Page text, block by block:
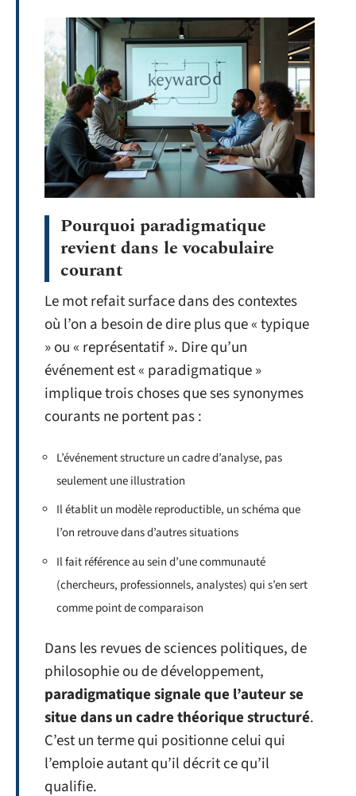
Pourquoi paradigmatique
revient dans le vocabulaire
courant
Le mot refait surface dans des contextes
où l’on a besoin de dire plus que « typique
» ou « représentatif ». Dire qu’un
événement est « paradigmatique »
implique trois choses que ses synonymes
courants ne portent pas :
L’événement structure un cadre d’analyse, pas
seulement une illustration
Il établit un modèle reproductible, un schéma que
l’on retrouve dans d’autres situations
Il fait référence au sein d’une communauté
(chercheurs, professionnels, analystes) qui s’en sert
comme point de comparaison
Dans les revues de sciences politiques, de
philosophie ou de développement,
paradigmatique signale que l’auteur se
situe dans un cadre théorique structuré.
C’est un terme qui positionne celui qui
l’emploie autant qu’il décrit ce qu’il
qualifie.